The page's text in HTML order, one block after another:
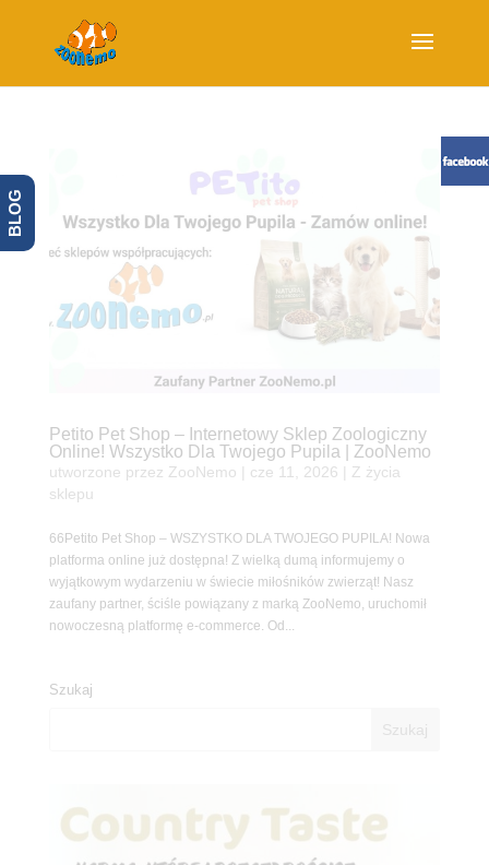
Petito Pet Shop – Internetowy Sklep Zoologiczny
Online! Wszystko Dla Twojego Pupila | ZooNemo
utworzone przez ZooNemo cze 11, 2026
Z życia
sklepu
66Petito Pet Shop – WSZYSTKO DLA TWOJEGO PUPILA! Nowa
platforma online już dostępna! Z wielką dumą informujemy o
wyjątkowym wydarzeniu w świecie miłośników zwierząt! Nasz
zaufany partner, ściśle powiązany z marką ZooNemo, uruchomił
nowoczesną platformę e-commerce. Od...
Szukaj
BLOG